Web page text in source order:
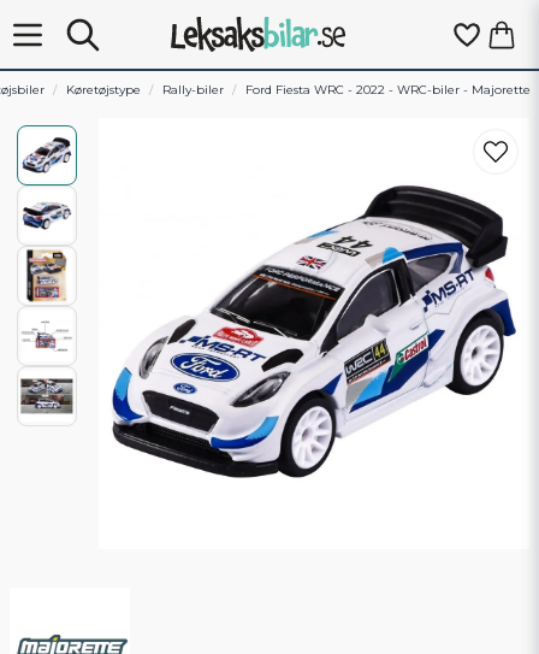
Køretøjstype Rally-biler Ford Fiesta WRC - 2022 - WRC-biler - Majorette